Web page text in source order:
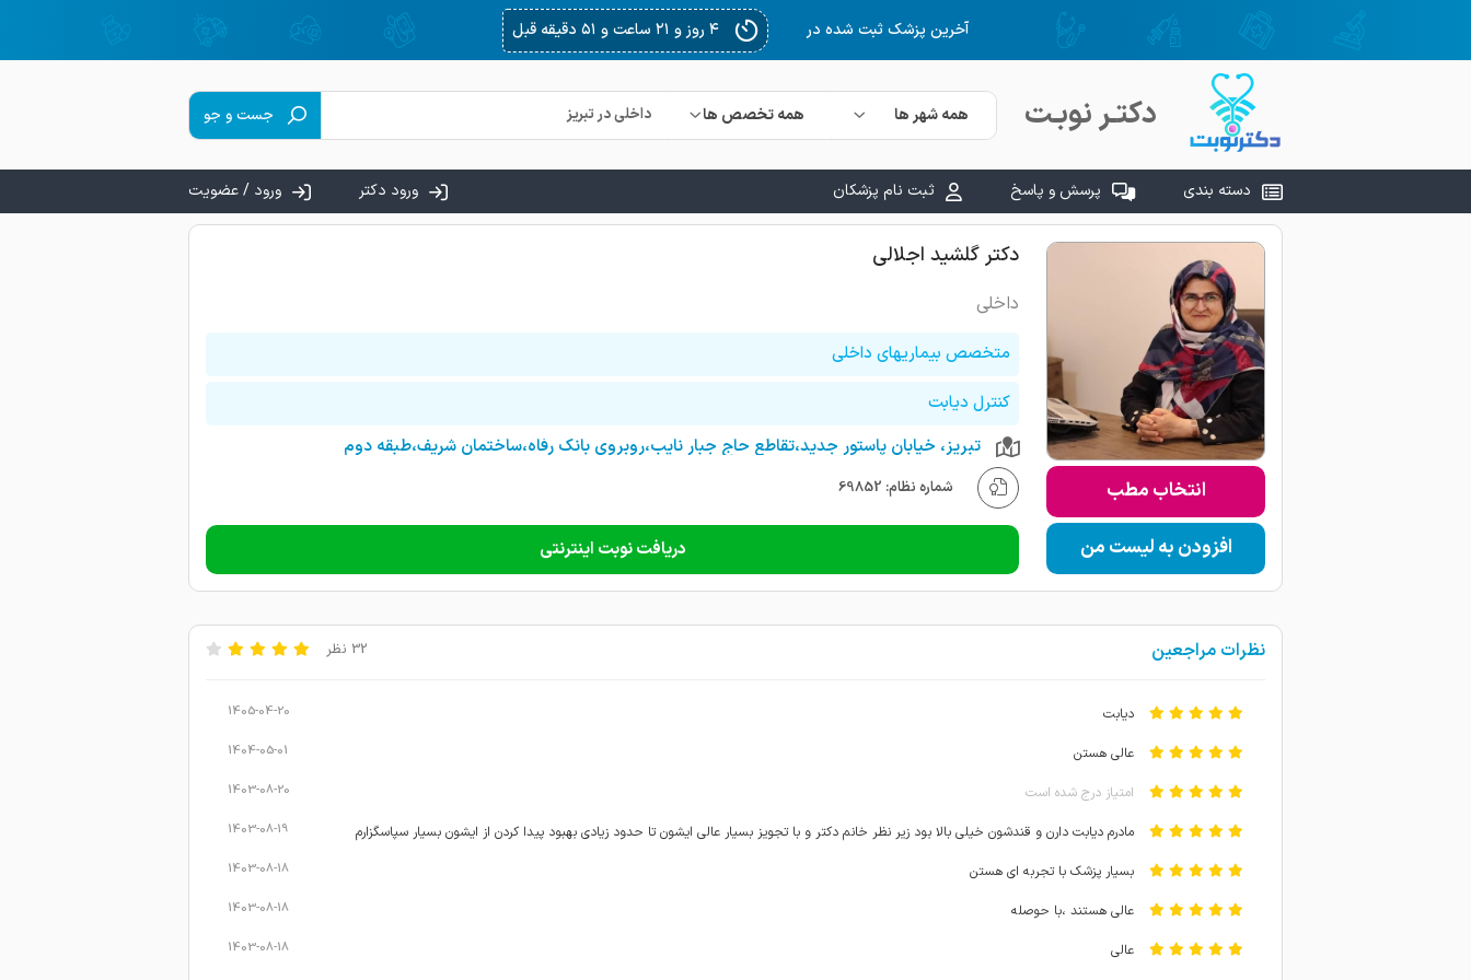
آخرین پزشک ثبت شده در
دکتـر نوبـت همه شهر ها همه تخصص ها جست و جو
دسته بندی پرسش و پاسخ ثبت نام پزشکان ورود دکتر ورود / عضویت
انتخاب مطب
افزودن به لیست من
دکتر گلشید اجلالی
داخلی
متخصص بیماریهای داخلی
کنترل دیابت
تبریز، خیابان پاستور جدید،تقاطع حاج جبار نایب،روبروی بانک رفاه،ساختمان شریف،طبقه دوم
شماره نظام: 69852
دریافت نوبت اینترنتی
نظرات مراجعین 32 نظر
دیابت 1405-04-20
عالي هستن 1404-05-01
امتیاز درج شده است 1403-08-20
مادرم دیابت دارن و قندشون خیلی بالا بود زیر نظر خانم دکتر و با تجویز بسیار عالی ایشون تا حدود زیادی بهبود پیدا کردن از ایشون بسیار سپاسگزارم 1403-08-19
بسیار پزشک با تجربه ای هستن 1403-08-18
عالی هستند ،با حوصله 1403-08-18
عالی 1403-08-18